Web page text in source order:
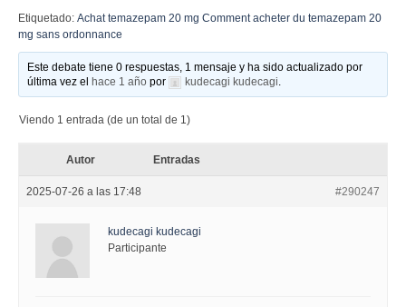
Etiquetado: Achat temazepam 20 mg Comment acheter du temazepam 20
mg sans ordonnance
Este debate tiene 0 respuestas, 1 mensaje y ha sido actualizado por
última vez el
hace 1 año por kudecagi kudecagi.
Viendo 1 entrada (de un total de 1)
Autor Entradas
2025-07-26 a las 17:48 #290247
kudecagi kudecagi
Participante